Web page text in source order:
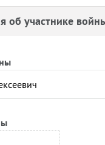
об участнике